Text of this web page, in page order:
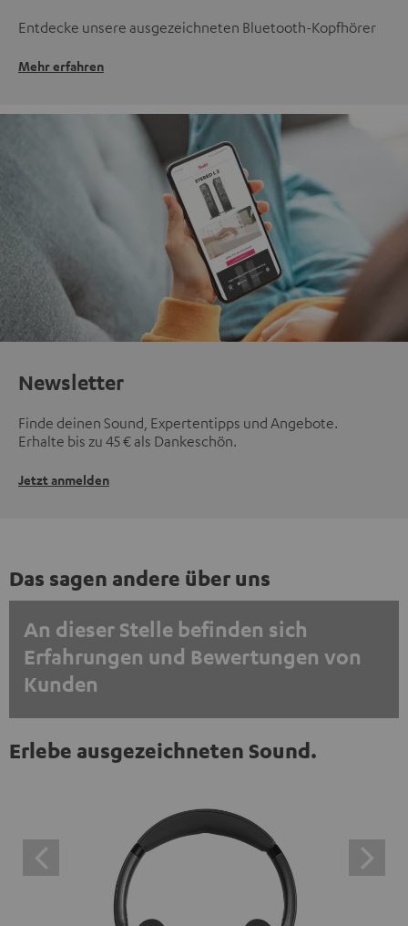
Entdecke unsere ausgezeichneten Bluetooth-Kopfhörer
Mehr erfahren
Newsletter
Finde deinen Sound, Expertentipps und Angebote.
Erhalte bis zu 45 € als Dankeschön.
Jetzt anmelden
Das sagen andere über uns
An dieser Stelle befinden sich
Erfahrungen und Bewertungen von
Kunden
EINMALIG ZUSTIMMEN UND ANZEIGEN
Trustpilot‑Bewertungen sind externe Inhalte. Der
externe Inhalt kann hier mit nur einem Klick angezeigt
werden. Mit dem Anklicken des Inhalts wird zugestimmt,
dass externe Inhalte angezeigt werden. Dabei können
personenbezogene Daten an Drittplattformen
Erlebe ausgezeichneten Sound.